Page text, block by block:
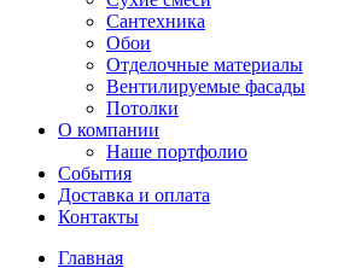
Сантехника
Обои
Отделочные материалы
Вентилируемые фасады
Потолки
О компании
Наше портфолио
События
Доставка и оплата
Контакты
Главная